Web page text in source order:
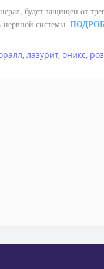
будет защищен от
нервной системы.
, лазурит, оникс,